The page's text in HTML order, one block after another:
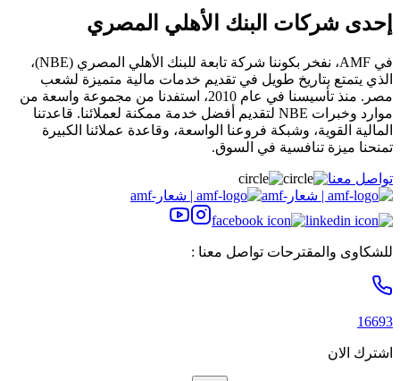
إحدى شركات البنك الأهلي المصري
في AMF، نفخر بكوننا شركة تابعة للبنك الأهلي المصري (NBE)،
الذي يتمتع بتاريخ طويل في تقديم خدمات مالية متميزة لشعب
مصر. منذ تأسيسنا في عام 2010، استفدنا من مجموعة واسعة من
موارد وخبرات NBE لتقديم أفضل خدمة ممكنة لعملائنا. قاعدتنا
المالية القوية، وشبكة فروعنا الواسعة، وقاعدة عملائنا الكبيرة
تمنحنا ميزة تنافسية في السوق.
تواصل معنا
للشكاوى والمقترحات تواصل معنا :
16693
اشترك الان